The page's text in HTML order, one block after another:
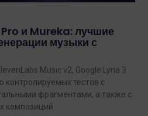
и Mureka: лучшие
музыки с
Music v2, Google Lyria 3
контролируемых тестов с
фрагментами, а также с
композиций.